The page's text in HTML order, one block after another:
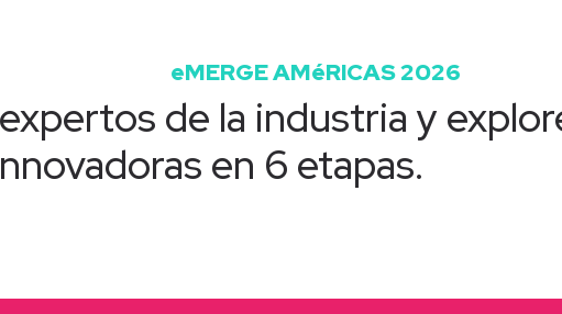
eMERGE AMéRICAS 2026
de la industria y
en 6 etapas.